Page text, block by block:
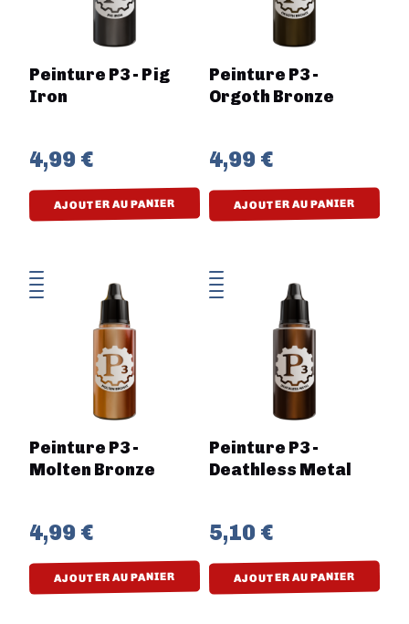
Peinture P3 - Pig
Iron
4,99 €
AJOUTER AU PANIER
Peinture P3 -
Orgoth Bronze
4,99 €
AJOUTER AU PANIER
Peinture P3 -
Molten Bronze
4,99 €
AJOUTER AU PANIER
Peinture P3 -
Deathless Metal
5,10 €
AJOUTER AU PANIER